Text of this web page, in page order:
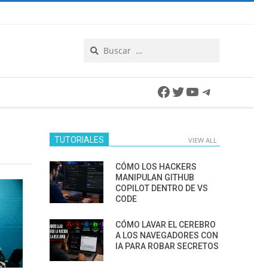
Facebook
Twitter
YouTube
TUTORIALES VIEW ALL
CÓMO LOS HACKERS
MANIPULAN GITHUB
COPILOT DENTRO DE VS
CODE
CÓMO LAVAR EL CEREBRO
A LOS NAVEGADORES CON
IA PARA ROBAR SECRETOS